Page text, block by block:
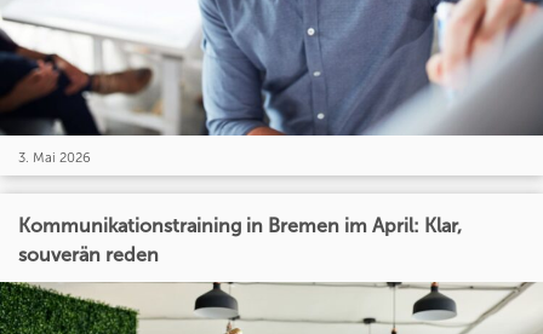
3. Mai 2026
Kommunikationstraining in Bremen im April: Klar,
souverän reden